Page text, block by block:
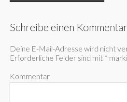
Schreibe einen Kommentar
Deine E-Mail-Adresse wird nicht
Erforderliche Felder sind mit *
Kommentar